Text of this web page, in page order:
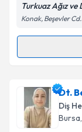
Turkuaz Ağız ve
Konak, Beşevler
Uzm. Dt.
talebi
için bir
Dt.
Diş
Bursa